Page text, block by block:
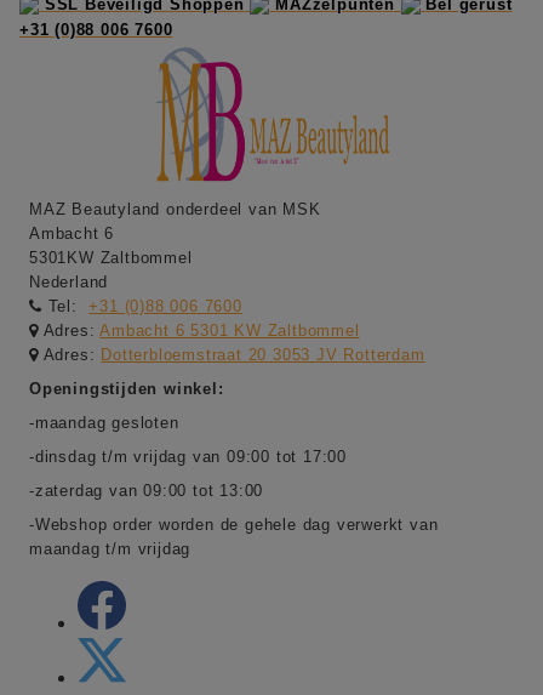
SSL Beveiligd Shoppen
MAZzelpunten
Bel gerust
+31 (0)88 006 7600
MAZ Beautyland onderdeel van MSK
Ambacht 6
5301KW Zaltbommel
Nederland
Tel:
+31 (0)88 006 7600
Adres:Ambacht 6 5301 KW Zaltbommel
Adres: Dotterbloemstraat 20 3053 JV Rotterdam
Openingstijden winkel:
-maandag gesloten
-dinsdag t/m vrijdag van 09:00 tot 17:00
-zaterdag van 09:00 tot 13:00
-Webshop order worden de gehele dag verwerkt van
maandag t/m vrijdag